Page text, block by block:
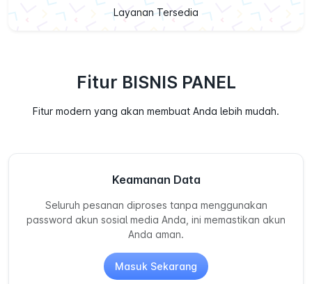
Layanan Tersedia
Fitur BISNIS PANEL
Fitur modern yang akan membuat Anda lebih mudah.
Keamanan Data
Seluruh pesanan diproses tanpa menggunakan
password akun sosial media Anda, ini memastikan akun
Anda aman.
Masuk Sekarang